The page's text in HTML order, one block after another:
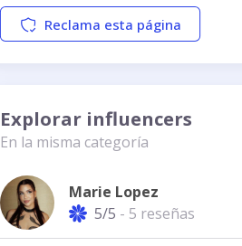
Reclama esta página
Explorar influencers
En la misma categoría
Marie Lopez
5/5 - 5 reseñas